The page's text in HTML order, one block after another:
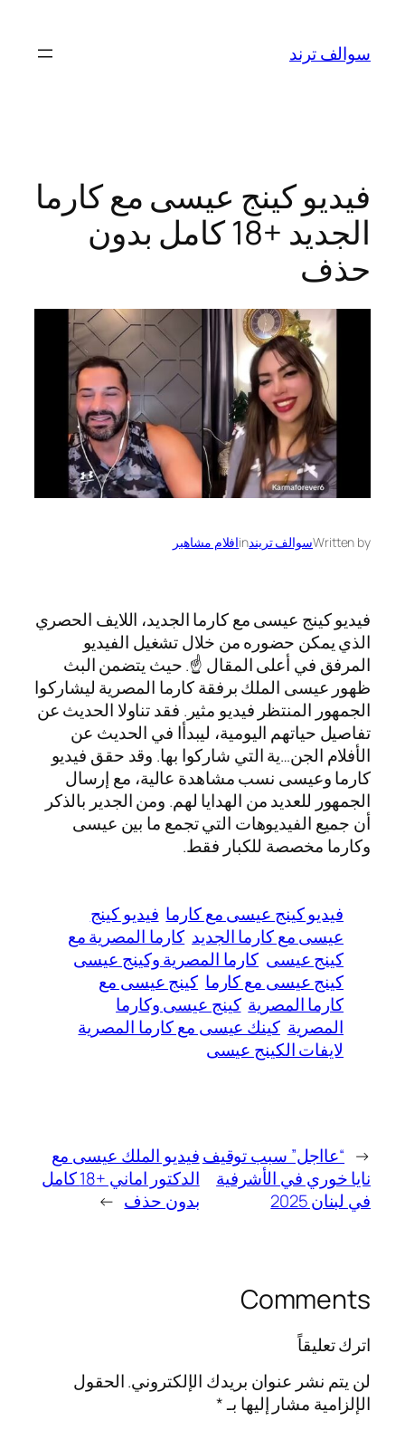
المحتوى
سوالف ترند
فيديو كينج عيسى مع كارما
الجديد +18 كامل بدون
حذف
Written byسوالف تريندinافلام مشاهير
فيديو كينج عيسى مع كارما الجديد، اللايف الحصري
الذي يمكن حضوره من خلال تشغيل الفيديو
المرفق في أعلى المقال ☝️. حيث يتضمن البث
ظهور عيسى الملك برفقة كارما المصرية ليشاركوا
الجمهور المنتظر فيديو مثير. فقد تناولا الحديث عن
تفاصيل حياتهم اليومية، ليبدأا في الحديث عن
الأفلام الجن…ية التي شاركوا بها. وقد حقق فيديو
كارما وعيسى نسب مشاهدة عالية، مع إرسال
الجمهور للعديد من الهدايا لهم. ومن الجدير بالذكر
أن جميع الفيديوهات التي تجمع ما بين عيسى
وكارما مخصصة للكبار فقط.
فيديو كينج عيسى مع كارما فيديو كينج
عيسى مع كارما الجديد كارما المصرية مع
كينج عيسى كارما المصرية وكينج عيسى
كينج عيسى مع كارما كينج عيسى مع
كارما المصرية كينج عيسى وكارما
المصرية كينك عيسى مع كارما المصرية
لايفات الكينج عيسى
← “عااجل” سبب توقيف
نايا خوري في الأشرفية
في لبنان 2025
فيديو الملك عيسى مع
الدكتور اماني +18 كامل
بدون حذف →
Comments
اترك تعليقاً
لن يتم نشر عنوان بريدك الإلكتروني.الحقول
الإلزامية مشار إليها بـ*